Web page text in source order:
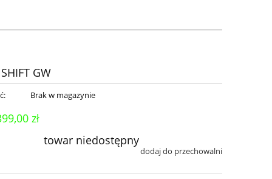
GW
Brak w magazynie
zł
towar niedostępny
dodaj do przechowalni